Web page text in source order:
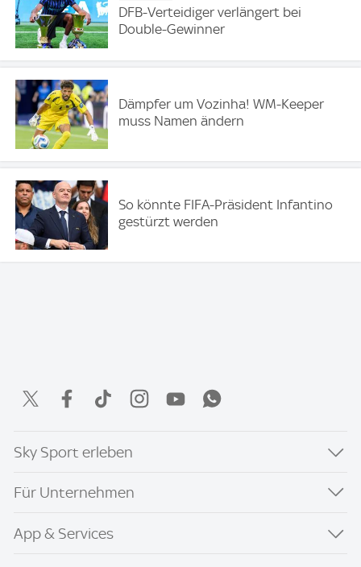
DFB-Verteidiger verlängert bei
Double-Gewinner
Dämpfer um Vozinha! WM-Keeper
muss Namen ändern
So könnte FIFA-Präsident Infantino
gestürzt werden
Sky Sport erleben
Für Unternehmen
App & Services